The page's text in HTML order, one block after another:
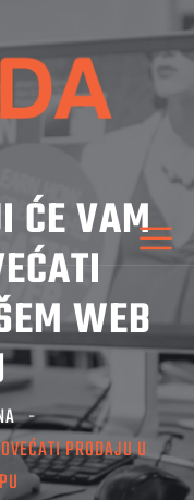
ĆE VAM
WEB
PRODAJU U